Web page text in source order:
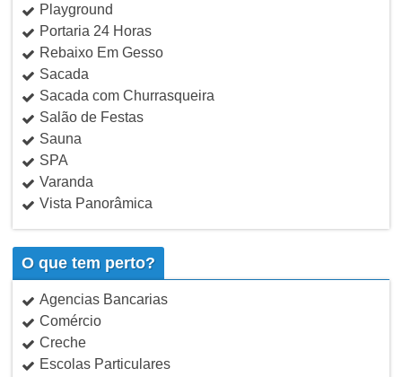
Playground
Portaria 24 Horas
Rebaixo Em Gesso
Sacada
Sacada com Churrasqueira
Salão de Festas
Sauna
SPA
Varanda
Vista Panorâmica
O que tem perto?
Agencias Bancarias
Comércio
Creche
Escolas Particulares